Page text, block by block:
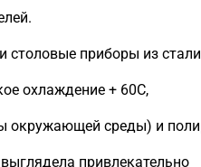
столовые приборы из стали
охлаждение + 60С,
окружающей среды) и
привлекательно